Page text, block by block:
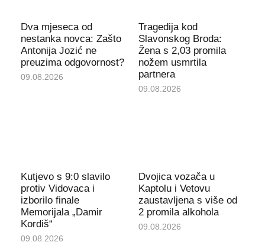
Dva mjeseca od
nestanka novca: Zašto
Antonija Jozić ne
preuzima odgovornost?
09.08.2026
Tragedija kod
Slavonskog Broda:
Žena s 2,03 promila
nožem usmrtila
partnera
09.08.2026
Kutjevo s 9:0 slavilo
protiv Vidovaca i
izborilo finale
Memorijala „Damir
Kordiš“
09.08.2026
Dvojica vozača u
Kaptolu i Vetovu
zaustavljena s više od
2 promila alkohola
09.08.2026